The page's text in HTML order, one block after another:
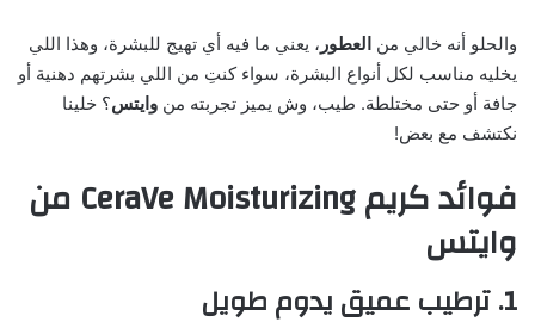
والحلو أنه خالي من العطور ، يعني ما فيه أي تهيج للبشرة، وهذا اللي
يخليه مناسب لكل أنواع البشرة، سواء كنتِ من اللي بشرتهم دهنية أو
جافة أو حتى مختلطة. طيب، وش يميز تجربته من وايتس؟ خلينا
نكتشف مع بعض!
فوائد كريم CeraVe Moisturizing من
وايتس
1. ترطيب عميق يدوم طويل